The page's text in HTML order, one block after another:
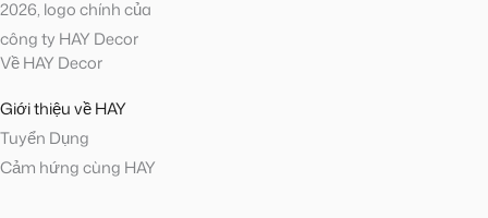
Về HAY Decor
Giới thiệu về HAY
Tuyển Dụng
Cảm hứng cùng HAY